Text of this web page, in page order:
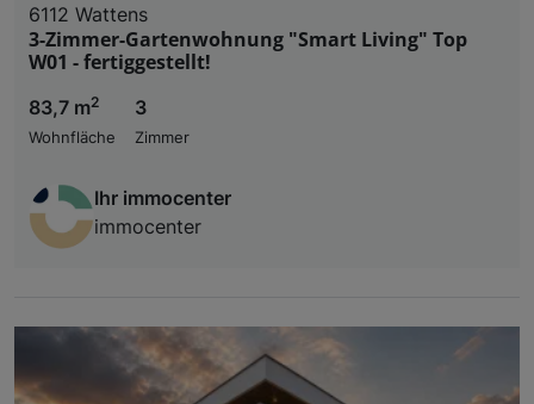
6112 Wattens
3-Zimmer-Gartenwohnung "Smart Living" Top
W01 - fertiggestellt!
83,7 m2
Wohnfläche
3
Zimmer
Ihr immocenter
immocenter